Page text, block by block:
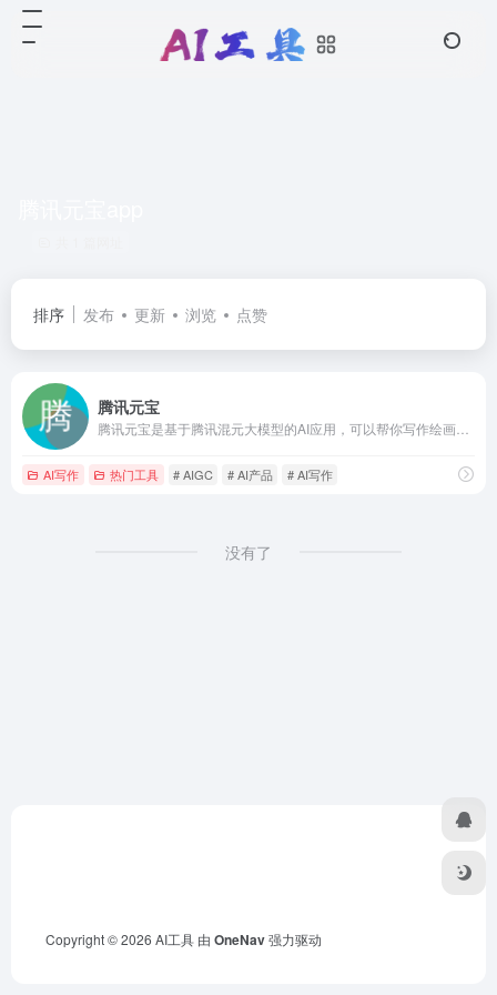
排序 发布 更新 浏览 点赞
腾讯元宝
AI写作 热门工具 # AIGC # AI产品 # AI写作
没有了
Copyright © 2026 AI工具 由 OneNav强力驱动